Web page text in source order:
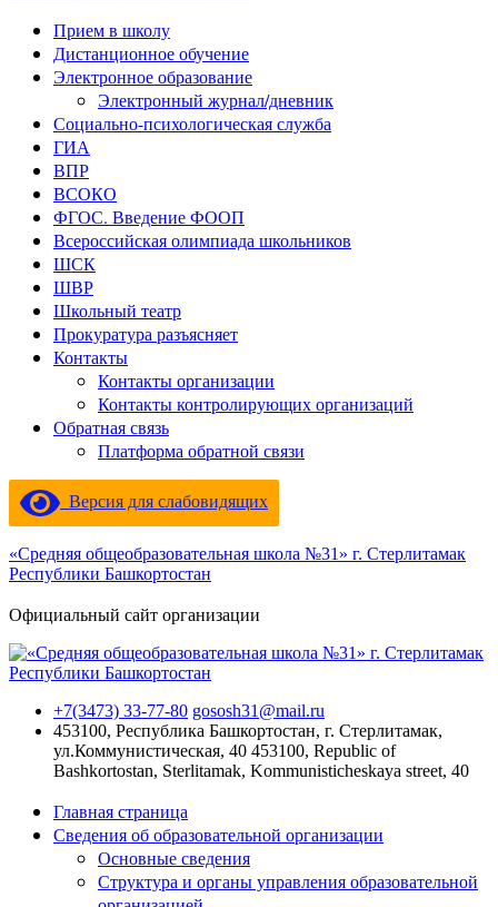
Прием в школу
Дистанционное обучение
Электронное образование
Электронный журнал/дневник
Социально-психологическая служба
ГИА
ВПР
ВСОКО
ФГОС. Введение ФООП
Всероссийская олимпиада школьников
ШСК
ШВР
Школьный театр
Прокуратура разъясняет
Контакты
Контакты организации
Контакты контролирующих организаций
Обратная связь
Платформа обратной связи
Версия для слабовидящих
«Средняя общеобразовательная школа №31» г. Стерлитамак
Республики Башкортостан
Официальный сайт организации
+7(3473) 33-77-80 gososh31@mail.ru
453100, Республика Башкортостан, г. Стерлитамак,
ул.Коммунистическая, 40 453100, Republic of
Bashkortostan, Sterlitamak, Kommunisticheskaya street, 40
Главная страница
Сведения об образовательной организации
Основные сведения
Структура и органы управления образовательной